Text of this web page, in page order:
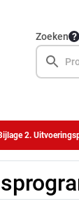
Zoeken
2.